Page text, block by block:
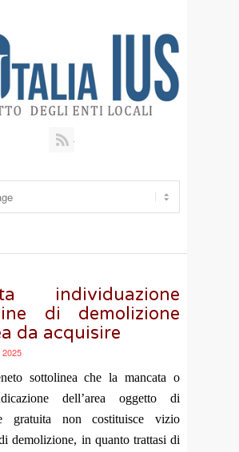
individuazione
di demolizione
da acquisire
2025
sottolinea che la mancata o
dell’area oggetto di
gratuita non costituisce vizio
demolizione, in quanto trattasi di